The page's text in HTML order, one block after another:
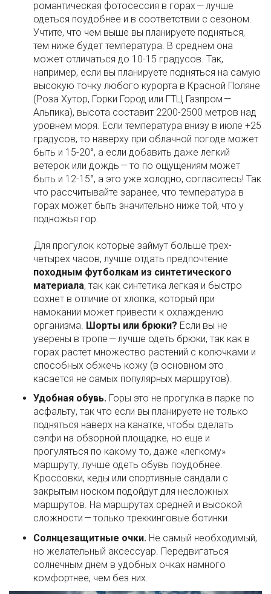
романтическая фотосессия в горах — лучше
одеться поудобнее и в соответствии с сезоном.
Учтите, что чем выше вы планируете подняться,
тем ниже будет температура. В среднем она
может отличаться до 10-15 градусов. Так,
например, если вы планируете подняться на самую
высокую точку любого курорта в Красной Поляне
(Роза Хутор, Горки Город или ГТЦ Газпром —
Альпика), высота составит 2200-2500 метров над
уровнем моря. Если температура внизу в июле +25
градусов, то наверху при облачной погоде может
быть и 15-20°, а если добавить даже легкий
ветерок или дождь — то по ощущениям может
быть и 12-15°, а это уже холодно, согласитесь! Так
что рассчитывайте заранее, что температура в
горах может быть значительно ниже той, что у
подножья гор.
Для прогулок которые займут больше трех-
четырех часов, лучше отдать предпочтение
походным футболкам из синтетического
материала, так как синтетика легкая и быстро
сохнет в отличие от хлопка, который при
намокании может привести к охлаждению
организма. Шорты или брюки? Если вы не
уверены в тропе — лучше одеть брюки, так как в
горах растет множество растений с колючками и
способных обжечь кожу (в основном это
касается не самых популярных маршрутов).
Удобная обувь. Горы это не прогулка в парке по
асфальту, так что если вы планируете не только
подняться наверх на канатке, чтобы сделать
сэлфи на обзорной площадке, но еще и
прогуляться по какому то, даже «легкому»
маршруту, лучше одеть обувь поудобнее.
Кроссовки, кеды или спортивные сандали с
закрытым носком подойдут для несложных
маршрутов. На маршрутах средней и высокой
сложности — только треккинговые ботинки.
Солнцезащитные очки. Не самый необходимый,
но желательный аксессуар. Передвигаться
солнечным днем в удобных очках намного
комфортнее, чем без них.